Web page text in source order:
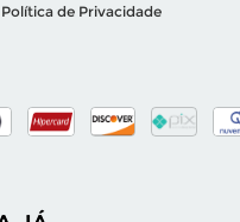
Política de Privacidade